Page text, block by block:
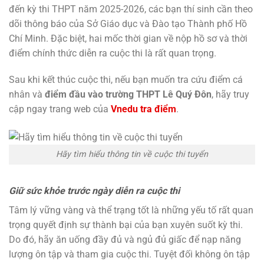
đến kỳ thi THPT năm 2025-2026, các bạn thí sinh cần theo
dõi thông báo của Sở Giáo dục và Đào tạo Thành phố Hồ
Chí Minh. Đặc biệt, hai mốc thời gian về nộp hồ sơ và thời
điểm chính thức diễn ra cuộc thi là rất quan trọng.
Sau khi kết thúc cuộc thi, nếu bạn muốn tra cứu điểm cá
nhân và điểm đầu vào trường THPT Lê Quý Đôn, hãy truy
cập ngay trang web của Vnedu tra điểm.
Hãy tìm hiểu thông tin về cuộc thi tuyển
Giữ sức khỏe trước ngày diễn ra cuộc thi
Tâm lý vững vàng và thể trạng tốt là những yếu tố rất quan
trọng quyết định sự thành bại của bạn xuyên suốt kỳ thi.
Do đó, hãy ăn uống đầy đủ và ngủ đủ giấc để nạp năng
lượng ôn tập và tham gia cuộc thi. Tuyệt đối không ôn tập